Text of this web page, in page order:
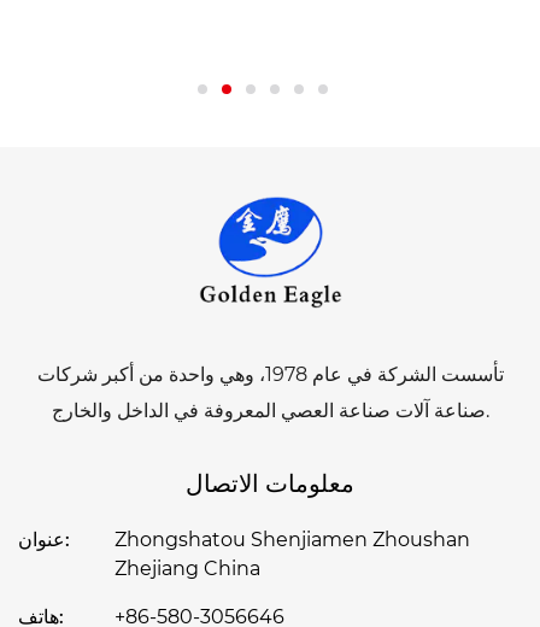
تأسست الشركة في عام 1978، وهي واحدة من أكبر شركات
صناعة آلات صناعة العصي المعروفة في الداخل والخارج.
معلومات الاتصال
عنوان:
Zhongshatou Shenjiamen Zhoushan
Zhejiang China
هاتف: +86-580-3056646